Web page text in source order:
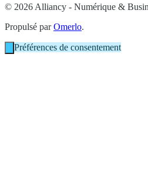
© 2026 Alliancy - Numérique &
Propulsé parOmerlo.
Préférences de consentement